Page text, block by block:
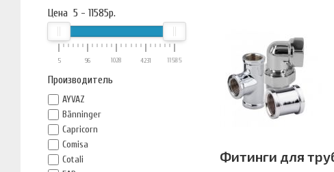
Фитинги для
Цена5 -11585р.
5 96 1028 4231 11585
Производитель
AYVAZ
Bänninger
Capricorn
Comisa
Cotali